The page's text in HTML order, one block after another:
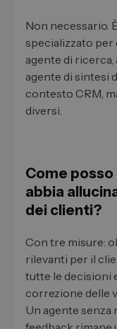
Non necessario.
specializzato per
agente di
agente di sintesi
contesto CRM,
diversi.
Come
abbia
dei clienti?
Con tre misure:
rilevanti per il
tutte le decisioni
correzione delle
Un agente senza